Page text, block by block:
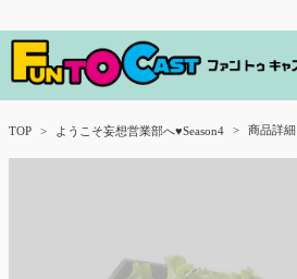
TOP ようこそ妄想営業部へ♥Season4 商品詳細